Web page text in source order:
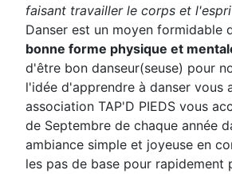
faisant travailler le corps et
Danser est un moyen formidable
bonne forme physique et
d'être bon danseur(seuse) pour
l'idée d'apprendre à danser vous
association TAP'D PIEDS vous
de Septembre de chaque année
ambiance simple et joyeuse en
les pas de base pour rapidement